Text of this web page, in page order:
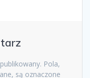
Pola,
są oznaczone